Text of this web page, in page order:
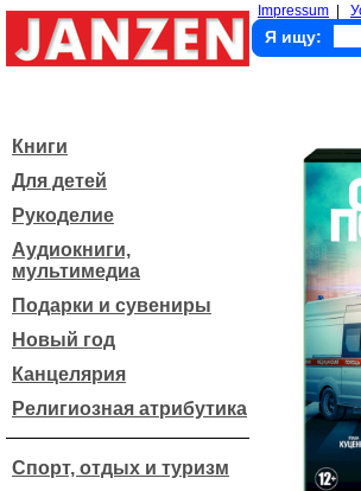
Impressum
Я ищу:
Книги
Для детей
Рукоделие
Аудиокниги,
мультимедиа
Подарки и сувениры
Новый год
Канцелярия
Религиозная атрибутика
Спорт, отдых и туризм